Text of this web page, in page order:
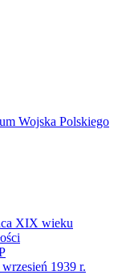
Wojska Polskiego
XIX wieku
1939 r.